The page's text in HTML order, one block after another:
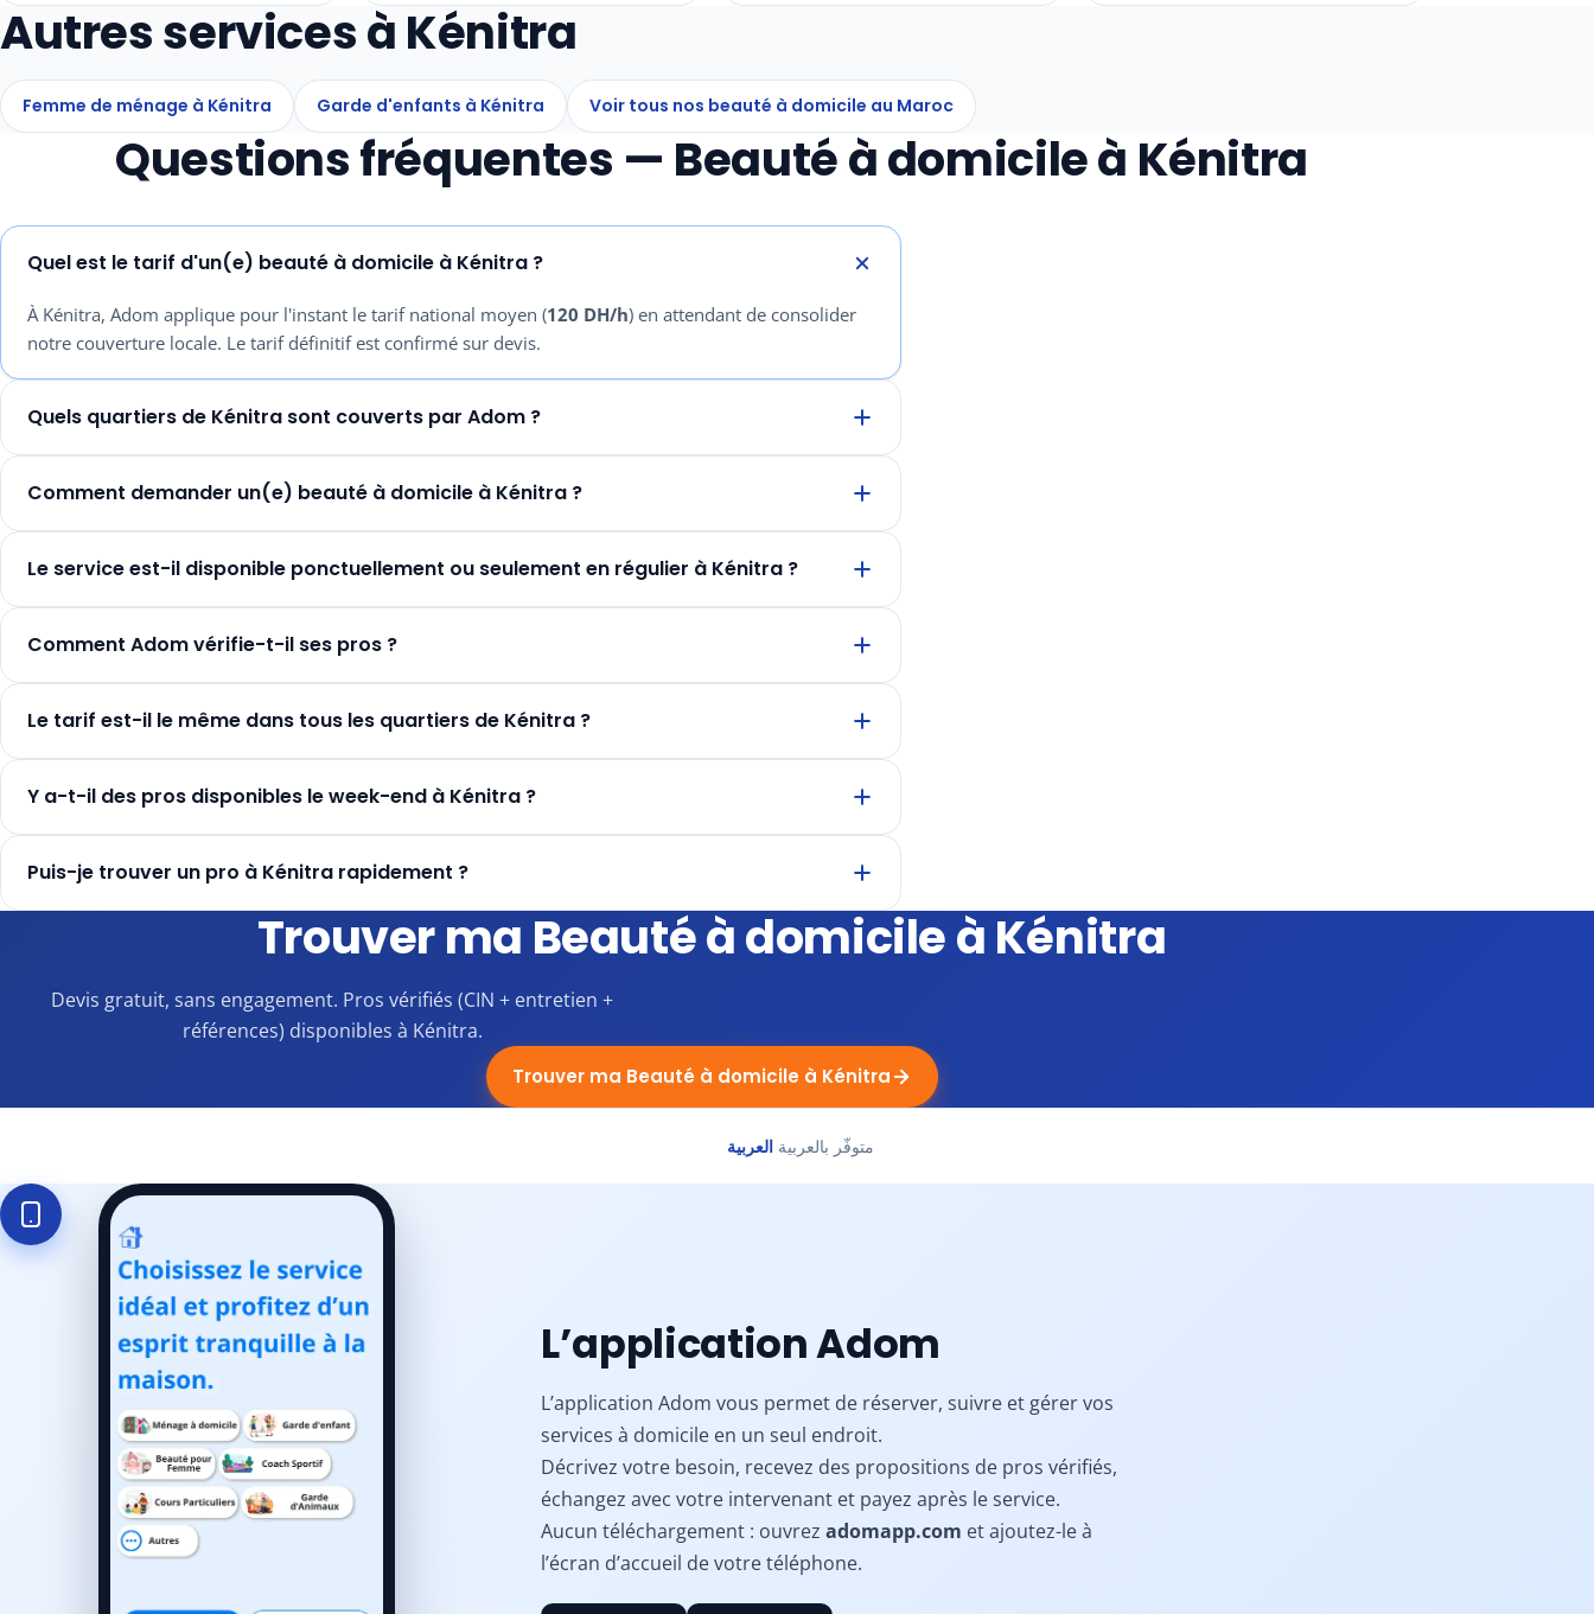
Autres services à Kénitra
Femme de ménage à Kénitra Garde d'enfants à Kénitra Voir tous nos beauté à domicile au Maroc
Questions fréquentes — Beauté à domicile à Kénitra
Quel est le tarif d'un(e) beauté à domicile à Kénitra ?
À Kénitra, Adom applique pour l'instant le tarif national moyen (120 DH/h) en attendant de consolider
notre couverture locale. Le tarif définitif est confirmé sur devis.
Quels quartiers de Kénitra sont couverts par Adom ?
Comment demander un(e) beauté à domicile à Kénitra ?
Le service est-il disponible ponctuellement ou seulement en régulier à Kénitra ?
Comment Adom vérifie-t-il ses pros ?
Le tarif est-il le même dans tous les quartiers de Kénitra ?
Y a-t-il des pros disponibles le week-end à Kénitra ?
Puis-je trouver un pro à Kénitra rapidement ?
Trouver ma Beauté à domicile à Kénitra
Devis gratuit, sans engagement. Pros vérifiés (CIN + entretien +
références) disponibles à Kénitra.
Trouver ma Beauté à domicile à Kénitra
متوفّر بالعربية العربية
L’application Adom
L’application Adom vous permet de réserver, suivre et gérer vos
services à domicile en un seul endroit.
Décrivez votre besoin, recevez des propositions de pros vérifiés,
échangez avec votre intervenant et payez après le service.
Aucun téléchargement : ouvrez adomapp.com et ajoutez-le à
l’écran d’accueil de votre téléphone.